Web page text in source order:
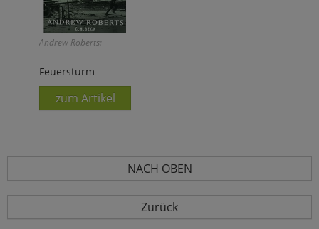
Andrew Roberts:
Feuersturm
zum Artikel
NACH OBEN
Zurück